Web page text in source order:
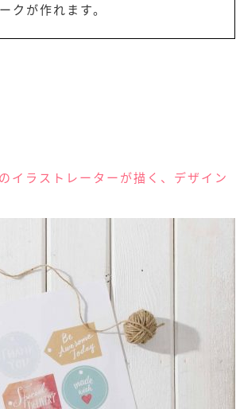
クが作れます。
イラストレーターが描く、デザイン